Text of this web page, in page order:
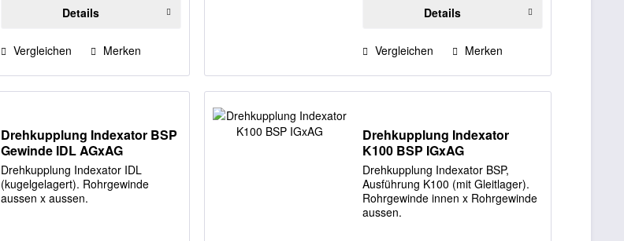
Details
Vergleichen Merken
Details
Vergleichen Merken
Drehkupplung Indexator BSP
Gewinde IDL AGxAG
Drehkupplung Indexator IDL
(kugelgelagert). Rohrgewinde
aussen x aussen.
Drehkupplung Indexator
K100 BSP IGxAG
Drehkupplung Indexator BSP,
Ausführung K100 (mit Gleitlager).
Rohrgewinde innen x Rohrgewinde
aussen.